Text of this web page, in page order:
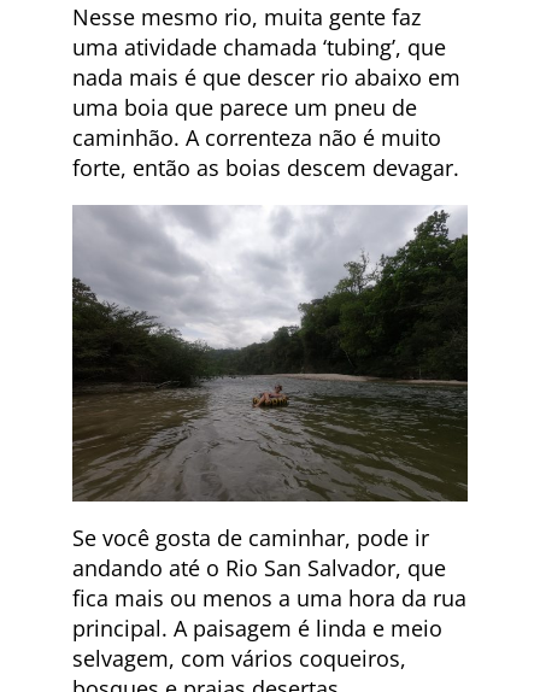
Nesse mesmo rio, muita gente faz
uma atividade chamada ‘tubing’, que
nada mais é que descer rio abaixo em
uma boia que parece um pneu de
caminhão. A correnteza não é muito
forte, então as boias descem devagar.
Se você gosta de caminhar, pode ir
andando até o Rio San Salvador, que
fica mais ou menos a uma hora da rua
principal. A paisagem é linda e meio
selvagem, com vários coqueiros,